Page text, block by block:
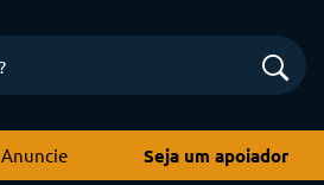
Anuncie Seja um apoiador